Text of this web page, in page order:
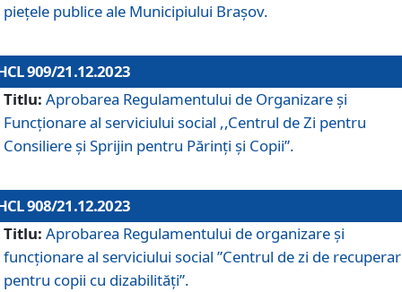
piețele publice ale Municipiului Braşov.
909/21.12.2023
Titlu: Aprobarea Regulamentului de Organizare și
Funcționare al serviciului social ,,Centrul de Zi pentru
Consiliere şi Sprijin pentru Părinţi şi Copii”.
908/21.12.2023
Titlu: Aprobarea Regulamentului de organizare şi
funcţionare al serviciului social ”Centrul de zi de
pentru copii cu dizabilități”.